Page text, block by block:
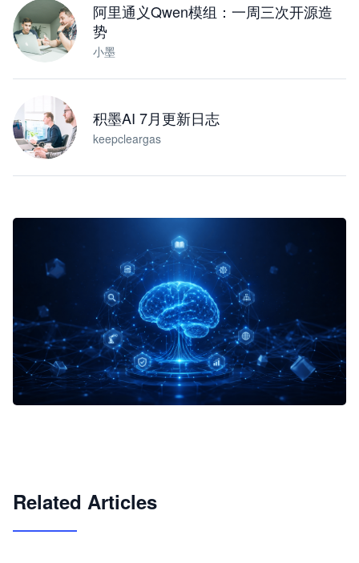
阿里通义Qwen模组：一周三次开源造
势
小墨
积墨AI 7月更新日志
keepcleargas
Related Articles